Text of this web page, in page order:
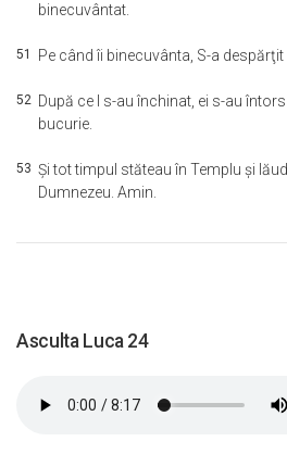
binecuvântat.
51 Pe când îi binecuvânta, S-a
52 După ce I s-au închinat, ei s-au
bucurie.
53 Şi tot timpul stăteau în Templu şi
Dumnezeu. Amin.
Asculta Luca 24